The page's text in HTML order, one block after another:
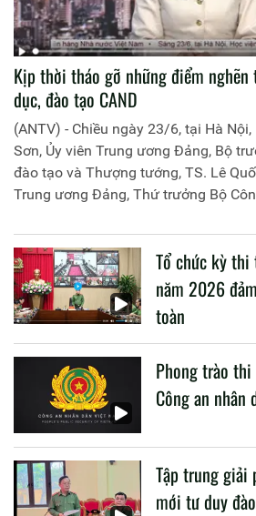
Kịp thời tháo gỡ những điểm
dục, đào tạo CAND
(ANTV) - Chiều ngày 23/6, tại Hà
Sơn, Ủy viên Trung ương Đảng, Bộ
đào tạo và Thượng tướng, TS. Lê
Trung ương Đảng, Thứ trưởng Bộ
liên quan đến công tác giáo dục và
CAND.
Tổ chức kỳ thi
năm 2026
toàn
Phong trào
Công an nhân
Tập trung giải
mới tư duy